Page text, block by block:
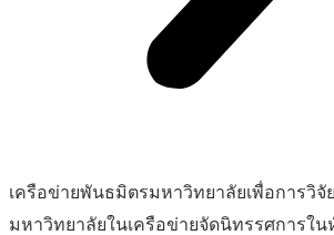
เครือข่ายพันธมิตรมหาวิทยาลัยเพื่อการวิจั
มหาวิทยาลัยในเครือข่ายจัดนิทรรศการใน